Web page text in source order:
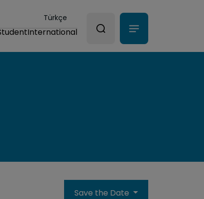
Türkçe
International
Save the Date